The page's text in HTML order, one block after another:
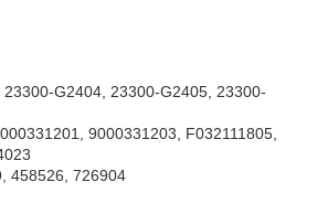
G2404, 23300-G2405, 23300-
9000331203, F032111805,
458526, 726904